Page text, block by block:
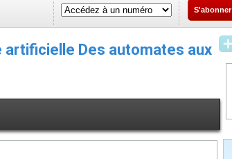
S'abonner
artificielle Des automates aux